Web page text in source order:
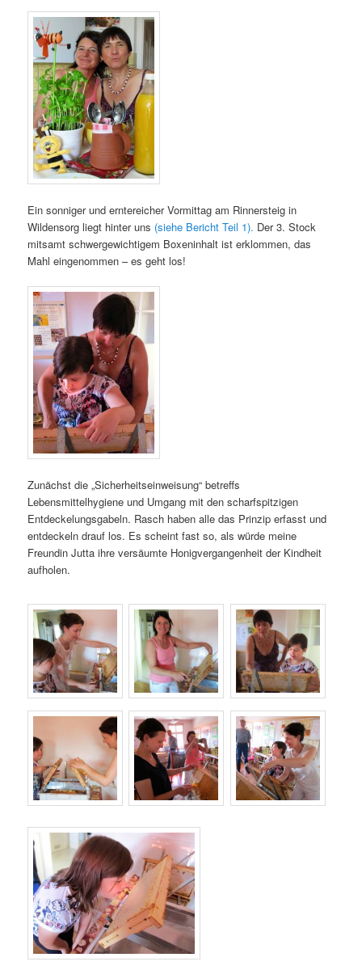
Ein sonniger und erntereicher Vormittag am Rinnersteig in
Wildensorg liegt hinter uns (siehe Bericht Teil 1). Der 3. Stock
mitsamt schwergewichtigem Boxeninhalt ist erklommen, das
Mahl eingenommen – es geht los!
Zunächst die „Sicherheitseinweisung“ betreffs
Lebensmittelhygiene und Umgang mit den scharfspitzigen
Entdeckelungsgabeln. Rasch haben alle das Prinzip erfasst und
entdeckeln drauf los. Es scheint fast so, als würde meine
Freundin Jutta ihre versäumte Honigvergangenheit der Kindheit
aufholen.